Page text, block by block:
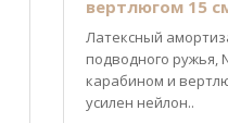
вертлюгом 15
Латексный
подводного ружья,
карабином и
усилен нейлон..